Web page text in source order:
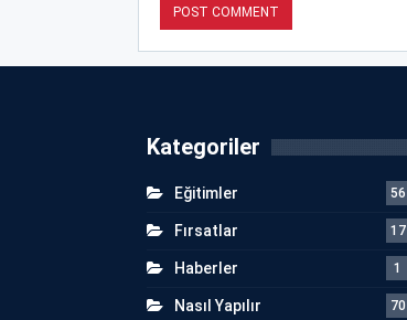
Kategoriler
Eğitimler 56
Fırsatlar 17
Haberler 1
Nasıl Yapılır 70